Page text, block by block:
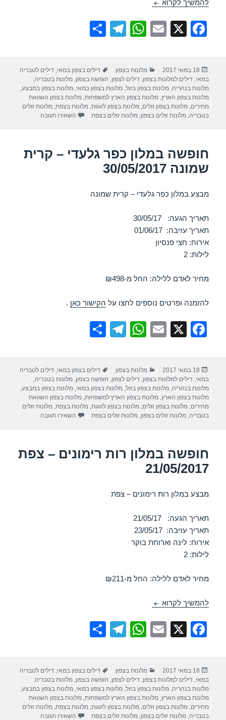
להמשיך לקרוא חופשה במלון מטיילים הויליג – קרית שמונה 05/06/2017
F
e
b
o
X
E
W
s
A
p
T
gr
a
m
e
פורסם
בתאריך
18 במאי 2017 קטגוריות
מלונות בצפון תגיות
דילים בצפון במאי,דילים לטבריה
במאי,דילים למלונות בצפון,דילים לצפון, חופשה בצפון,מלונות בטבריה,
מלונות בנהריה,מלונות בצפון בזול,מלונות בצפון במאי,מלונות בצפון במבצע,
מלונות בצפון הארץ,מלונות בצפון הארץ למשפחות,מלונות בצפון השוואת
מחירים,מלונות בצפון זולים,מלונות בצפון לזוגות,מלונות בצפת,מלונות זולים
בטבריה,מלונות זולים בצפון,מלונות זולים בצפת השאירו תגובה
חופשה במלון כפר גלעדי – קרית
שמונה 30/05/2017
מבצע במלון כפר גלעדי – קרית שמונה
תאריך הגעה: 30/05/17
תאריך עזיבה: 01/06/17
אירוח: חצי פנסיון
לילות: 2
מחיר לאדם ללילה: החל מ-₪498
להזמנה ופרטים נוספים לחצו על הקישור כאן .
F
e
b
o
X
E
W
s
A
p
T
gr
a
m
e
פורסם
בתאריך
18 במאי 2017 קטגוריות
מלונות בצפון תגיות
דילים בצפון במאי,דילים לטבריה
במאי,דילים למלונות בצפון,דילים לצפון, חופשה בצפון,מלונות בטבריה,
מלונות בנהריה,מלונות בצפון בזול,מלונות בצפון במאי,מלונות בצפון במבצע,
מלונות בצפון הארץ,מלונות בצפון הארץ למשפחות,מלונות בצפון השוואת
מחירים,מלונות בצפון זולים,מלונות בצפון לזוגות,מלונות בצפת,מלונות זולים
בטבריה,מלונות זולים בצפון,מלונות זולים בצפת השאירו תגובה
חופשה במלון רות רימונים – צפת
21/05/2017
מבצע במלון רות רימונים – צפת
תאריך הגעה: 21/05/17
תאריך עזיבה: 23/05/17
אירוח: לינה וארוחת בוקר
לילות: 2
מחיר לאדם ללילה: החל מ-₪211
להמשיך לקרוא חופשה במלון רות רימונים – צפת 21/05/2017
F
e
b
o
X
E
W
s
A
p
T
gr
a
m
e
פורסם
בתאריך
18 במאי 2017 קטגוריות
מלונות בצפון תגיות
דילים בצפון במאי ,דילים לטבריה
במאי ,דילים למלונות בצפון ,דילים לצפון חופשה בצפון ,מלונות בטבריה
מלונות בנהריה ,מלונות בצפון בזול ,מלונות בצפון במאי ,מלונות בצפון במבצע
מלונות בצפון הארץ ,מלונות בצפון הארץ למשפחות ,מלונות בצפון השוואת
מחירים ,מלונות בצפון זולים ,מלונות בצפון לזוגות ,מלונות בצפת ,מלונות זולים
בטבריה ,מלונות זולים בצפון ,מלונות זולים בצפת השאירו תגובה